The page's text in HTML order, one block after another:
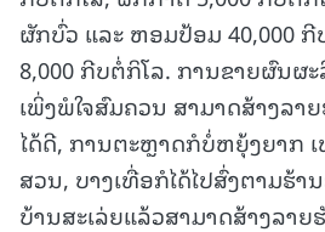
ຜັກບົ່ວ ແລະ ຫອມປ້ອມ 40,000
8,000 ກີບຕໍ່ກິໂລ. ການຂາຍຜົນຜ
ເພິ່ງພໍໃຈສົມຄວນ ສາມາດສ້າງລາ
ໄດ້ດີ, ການຕະຫຼາດກໍບໍ່ຫຍຸ້ງຍາກ
ສວນ, ບາງເທື່ອກໍໄດ້ໄປສົ່ງຕາມຮ້
ບ້ານສະເລ່ຍແລ້ວສາມາດສ້າງລາຍ